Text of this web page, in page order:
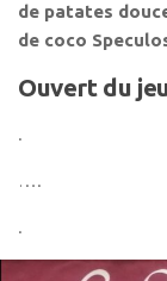
de patates
de coco
Ouvert du
.
….
.